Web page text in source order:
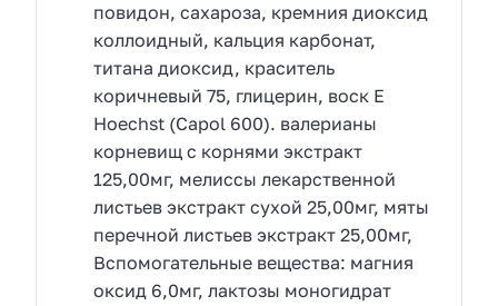
повидон, сахароза, кремния диоксид
коллоидный, кальция карбонат,
титана диоксид, краситель
коричневый 75, глицерин, воск Е
Hoechst (Capol 600). валерианы
корневищ с корнями экстракт
125,00мг, мелиссы лекарственной
листьев экстракт сухой 25,00мг, мяты
перечной листьев экстракт 25,00мг,
Вспомогательные вещества: магния
оксид 6,0мг, лактозы моногидрат